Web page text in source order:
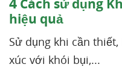
Cách sử dụng
hiệu quả
Sử dụng khi cần
xúc với khói bụi,...